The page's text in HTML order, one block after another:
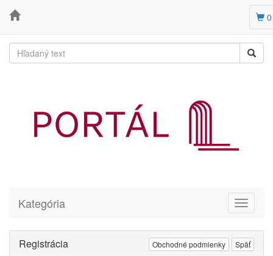
0
Toggle
Kategória
Registrácia Obchodné podmienky Späť